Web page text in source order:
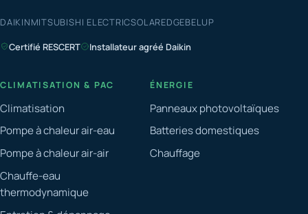
DAIKINMITSUBISHI ELECTRICSOLAREDGEBELUP
Certifié RESCERT
Installateur agréé Daikin
CLIMATISATION & PAC
Climatisation
Pompe à chaleur air-eau
Pompe à chaleur air-air
Chauffe-eau
thermodynamique
ÉNERGIE
Panneaux photovoltaïques
Batteries domestiques
Chauffage